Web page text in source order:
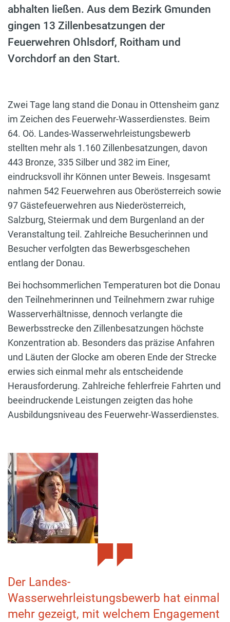
abhalten ließen. Aus dem Bezirk Gmunden
gingen 13 Zillenbesatzungen der
Feuerwehren Ohlsdorf, Roitham und
Vorchdorf an den Start.
Zwei Tage lang stand die Donau in Ottensheim ganz
im Zeichen des Feuerwehr-Wasserdienstes. Beim
64. Oö. Landes-Wasserwehrleistungsbewerb
stellten mehr als 1.160 Zillenbesatzungen, davon
443 Bronze, 335 Silber und 382 im Einer,
eindrucksvoll ihr Können unter Beweis. Insgesamt
nahmen 542 Feuerwehren aus Oberösterreich sowie
97 Gästefeuerwehren aus Niederösterreich,
Salzburg, Steiermak und dem Burgenland an der
Veranstaltung teil. Zahlreiche Besucherinnen und
Besucher verfolgten das Bewerbsgeschehen
entlang der Donau.
Bei hochsommerlichen Temperaturen bot die Donau
den Teilnehmerinnen und Teilnehmern zwar ruhige
Wasserverhältnisse, dennoch verlangte die
Bewerbsstrecke den Zillenbesatzungen höchste
Konzentration ab. Besonders das präzise Anfahren
und Läuten der Glocke am oberen Ende der Strecke
erwies sich einmal mehr als entscheidende
Herausforderung. Zahlreiche fehlerfreie Fahrten und
beeindruckende Leistungen zeigten das hohe
Ausbildungsniveau des Feuerwehr-Wasserdienstes.
Der Landes-
Wasserwehrleistungsbewerb hat einmal
mehr gezeigt, mit welchem Engagement